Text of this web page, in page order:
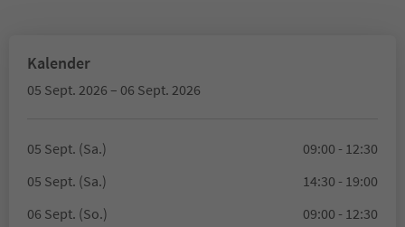
Kalender
05 Sept. 2026 – 06 Sept. 2026
05 Sept. (Sa.)
09:00 - 12:30
05 Sept. (Sa.)
14:30 - 19:00
06 Sept. (So.)
09:00 - 12:30